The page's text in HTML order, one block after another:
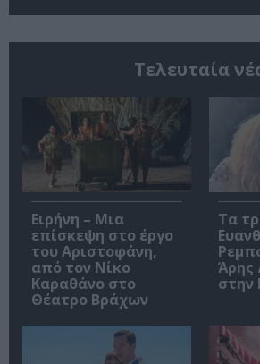
Τελευταία
Ειρήνη – Μια
επίσκεψη στο έργο
του Αριστοφάνη,
από τον Νίκο
Καραθάνο στο
Θέατρο Βράχων
Τα
Άρης
στην